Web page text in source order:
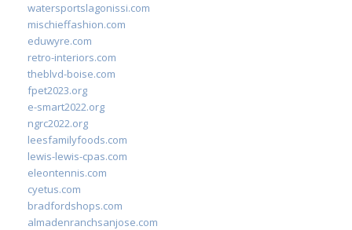
watersportslagonissi.com
mischieffashion.com
eduwyre.com
retro-interiors.com
theblvd-boise.com
fpet2023.org
e-smart2022.org
ngrc2022.org
leesfamilyfoods.com
lewis-lewis-cpas.com
eleontennis.com
cyetus.com
bradfordshops.com
almadenranchsanjose.com